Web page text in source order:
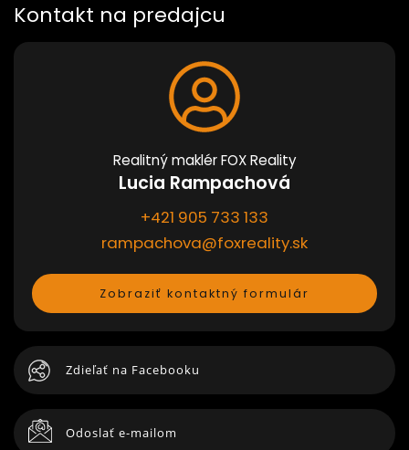
Kontakt na predajcu
Realitný maklér FOX Reality
Lucia Rampachová
+421 905 733 133
rampachova@foxreality.sk
Zobraziť kontaktný formulár
Zdieľať na Facebooku
Odoslať e-mailom